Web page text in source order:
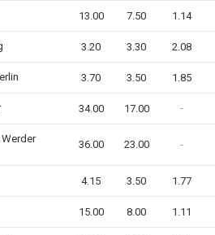
13.00 7.50 1.14
3.20 3.30 2.08
3.70 3.50 1.85
34.00 17.00 -
36.00 23.00 -
4.15 3.50 1.77
15.00 8.00 1.11